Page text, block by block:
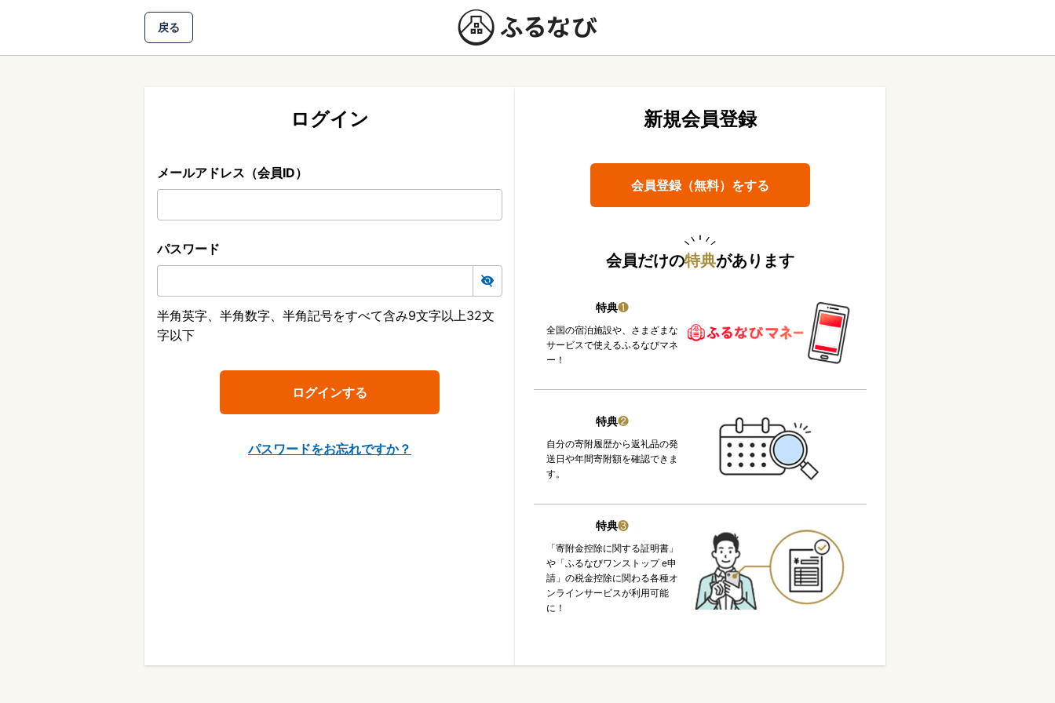
戻る
ログイン
メールアドレス（会員ID）
パスワード
半角英字、半角数字、半角記号をすべて含み9文字以上32文
字以下
パスワードをお忘れですか？
新規会員登録
会員登録（無料）をする
会員だけの特典があります
特典❶
全国の宿泊施設や、さまざまな
サービスで使えるふるなびマネ
ー！
特典❷
自分の寄附履歴から返礼品の発
送日や年間寄附額を確認できま
す。
特典❸
「寄附金控除に関する証明書」
や「ふるなびワンストップ e申
請」の税金控除に関わる各種オ
ンラインサービスが利用可能
に！